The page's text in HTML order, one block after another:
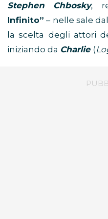
Stephen Chbosky,
Infinito” – nelle sale
la scelta degli attori
iniziando da Charlie (